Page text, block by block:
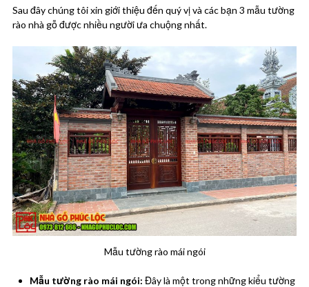
Sau đây chúng tôi xin giới thiệu đến quý vị và các bạn 3 mẫu tường
rào nhà gỗ được nhiều người ưa chuộng nhất.
Mẫu tường rào mái ngói
Mẫu tường rào mái ngói: Đây là một trong những kiểu tường